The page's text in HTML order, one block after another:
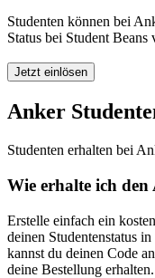
Studenten können bei
Status bei Student Beans
Jetzt einlösen
Anker
Studenten erhalten bei
Wie erhalte ich
Erstelle einfach ein
deinen Studentenstatus
kannst du deinen Code
deine Bestellung erhalten.